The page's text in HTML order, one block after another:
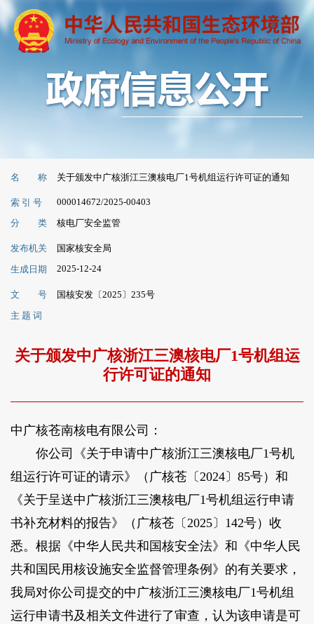
名 称 关于颁发中广核浙江三澳核电厂1号机组运行许可证的通知
索 引 号 000014672/2025-00403
分 类 核电厂安全监管
发布机关
国家核安全局
生成日期
2025-12-24
文 号
国核安发〔2025〕235号
主 题 词
关于颁发中广核浙江三澳核电厂1号机组运
行许可证的通知
中广核苍南核电有限公司：
你公司《关于申请中广核浙江三澳核电厂1号机
组运行许可证的请示》（广核苍〔2024〕85号）和
《关于呈送中广核浙江三澳核电厂1号机组运行申请
书补充材料的报告》（广核苍〔2025〕142号）收
悉。根据《中华人民共和国核安全法》和《中华人民
共和国民用核设施安全监督管理条例》的有关要求，
我局对你公司提交的中广核浙江三澳核电厂1号机组
运行申请书及相关文件进行了审查，认为该申请是可